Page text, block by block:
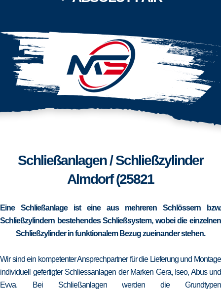
Schließanlagen / Schließzylinder
Almdorf (25821
Eine Schließanlage ist eine aus mehreren Schlössern bzw.
Schließzylindern bestehendes Schließsystem, wobei die einzelnen
Schließzylinder in funktionalem Bezug zueinander stehen.
Wir sind ein kompetenter Ansprechpartner für die Lieferung und Montage
individuell gefertigter Schliessanlagen der Marken Gera, Iseo, Abus und
Evva. Bei Schließanlagen werden die Grundtypen